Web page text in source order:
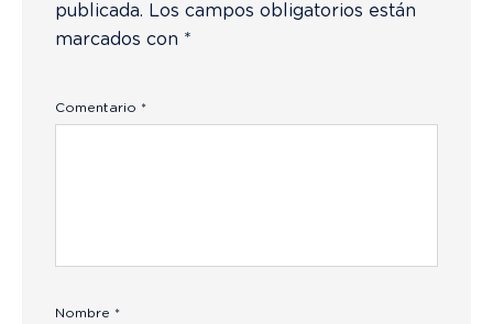
publicada. Los campos obligatorios están
marcados con *
Comentario *
Nombre *